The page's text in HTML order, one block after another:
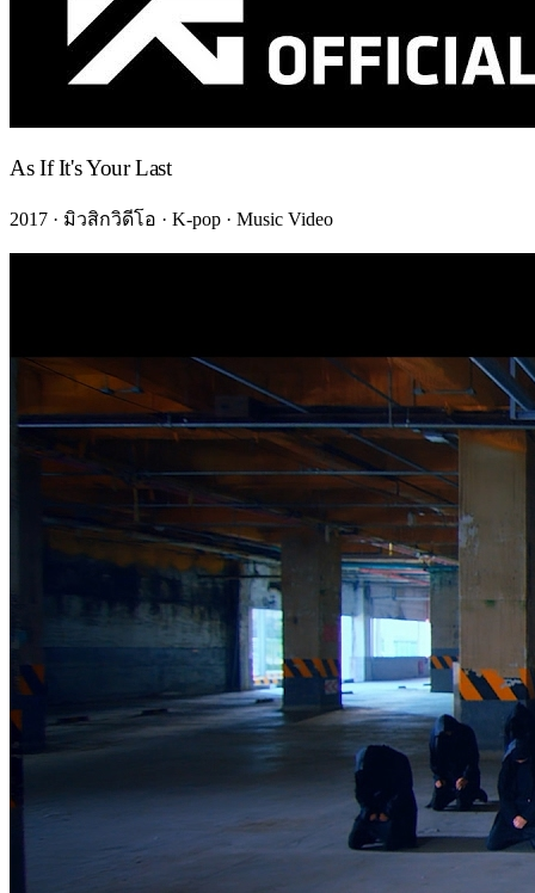
As If It's Your Last
2017 · มิวสิกวิดีโอ · K-pop · Music Video